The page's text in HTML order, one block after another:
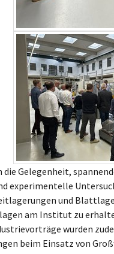
die Gelegenheit,
experimentelle
und
am Institut zu
wurden
beim Einsatz von